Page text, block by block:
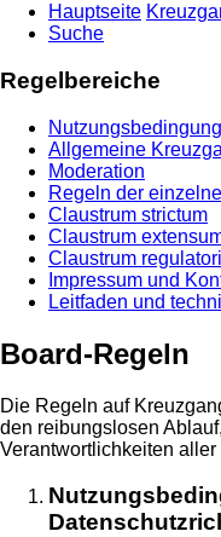
Hauptseite
Suche
Regelbereiche
Allgemeine
Moderation
Regeln der
Claustrum strictum
Claustrum
Claustrum
Impressum und
Leitfaden und
Board-Regeln
Die Regeln auf
den reibungslosen
Verantwortlichkeiten